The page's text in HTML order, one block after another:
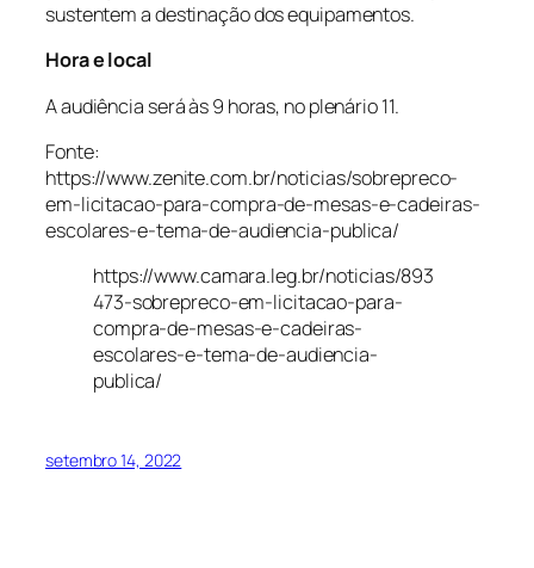
sustentem a destinação dos equipamentos.
Hora e local
A audiência será às 9 horas, no plenário 11.
Fonte:
https://www.zenite.com.br/noticias/sobrepreco-
em-licitacao-para-compra-de-mesas-e-cadeiras-
escolares-e-tema-de-audiencia-publica/
https://www.camara.leg.br/noticias/893
473-sobrepreco-em-licitacao-para-
compra-de-mesas-e-cadeiras-
escolares-e-tema-de-audiencia-
publica/
setembro 14, 2022